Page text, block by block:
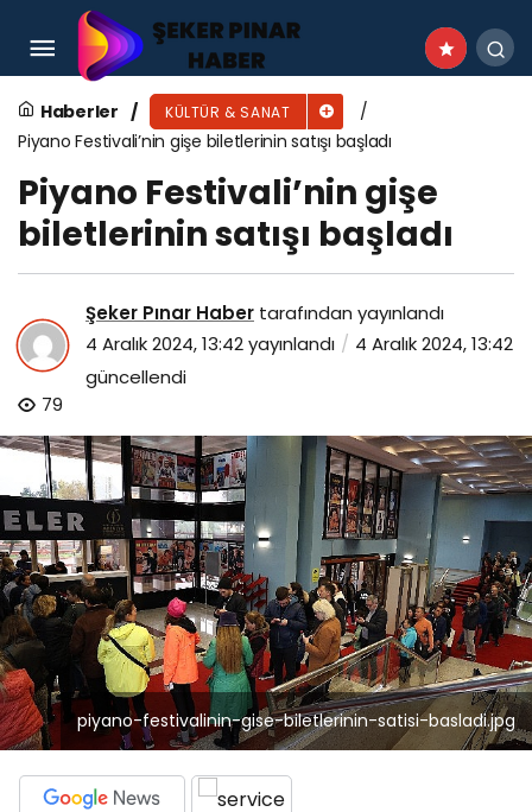
Haberler KÜLTÜR & SANAT
Piyano Festivali’nin gişe biletlerinin satışı başladı
Piyano Festivali’nin gişe
biletlerinin satışı başladı
Şeker Pınar Haber tarafından yayınlandı
4 Aralık 2024, 13:42yayınlandı
4 Aralık 2024, 13:42
güncellendi
79
piyano-festivalinin-gise-biletlerinin-satisi-basladi.jpg
Çankaya’da engelsiz sahne: “engeller kalksın
sahne açılsın”